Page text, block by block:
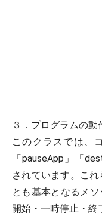
３．プログラムの
このクラスでは、
「pauseApp」「
されています。こ
とも基本となるメ
開始・一時停止・終